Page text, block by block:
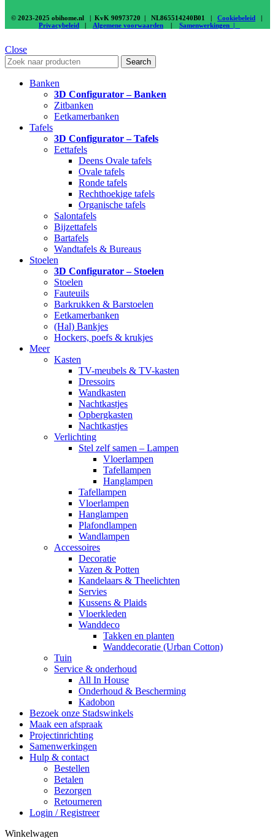
© 2023-2025 obihome.nl | KvK 90973720 | NL865514240B01 | Cookiebeleid
Privacybeleid
Algemene voorwaarden Samenwerkingen |
Close
Search
Banken
3D Configurator – Banken
Zitbanken
Eetkamerbanken
Tafels
3D Configurator – Tafels
Eettafels
Deens Ovale tafels
Ovale tafels
Ronde tafels
Rechthoekige tafels
Organische tafels
Salontafels
Bijzettafels
Bartafels
Wandtafels & Bureaus
Stoelen
3D Configurator – Stoelen
Stoelen
Fauteuils
Barkrukken & Barstoelen
Eetkamerbanken
(Hal) Bankjes
Hockers, poefs & krukjes
Meer
Kasten
TV-meubels & TV-kasten
Dressoirs
Wandkasten
Nachtkastjes
Opbergkasten
Nachtkastjes
Verlichting
Stel zelf samen – Lampen
Vloerlampen
Tafellampen
Hanglampen
Tafellampen
Vloerlampen
Hanglampen
Plafondlampen
Wandlampen
Accessoires
Decoratie
Vazen & Potten
Kandelaars & Theelichten
Servies
Kussens & Plaids
Vloerkleden
Wanddeco
Takken en planten
Wanddecoratie (Urban Cotton)
Tuin
Service & onderhoud
All In House
Onderhoud & Bescherming
Kadobon
Bezoek onze Stadswinkels
Maak een afspraak
Projectinrichting
Samenwerkingen
Hulp & contact
Bestellen
Betalen
Bezorgen
Retourneren
Login / Registreer
Winkelwagen